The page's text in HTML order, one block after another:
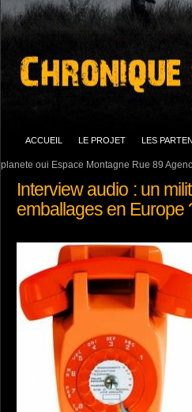
planete oui Espace Montagne Rue 89
ACCUEIL LE PROJET LES
Interview audio : un
emballages en Europe